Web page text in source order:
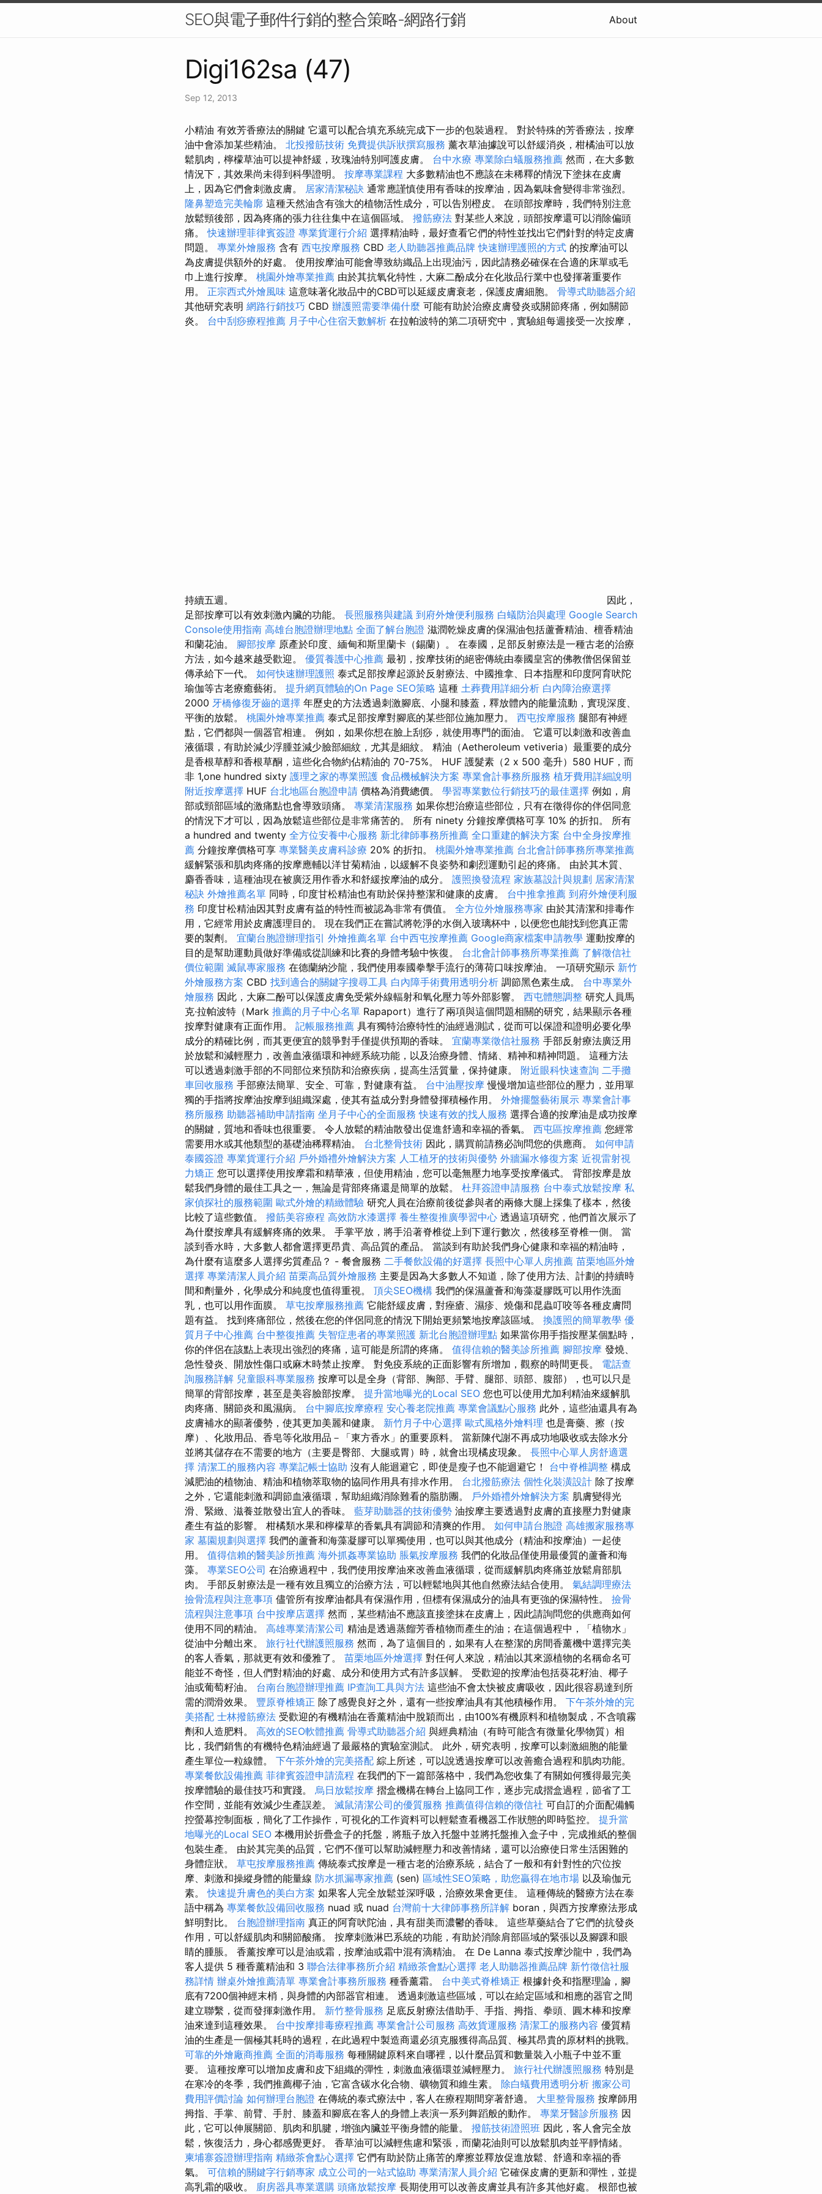
SEO與電子郵件行銷的整合策略-網路行銷 About
Digi162sa (47)
Sep 12, 2013
小精油 有效芳香療法的關鍵 它還可以配合填充系統完成下一步的包裝過程。 對於特殊的芳香療法，按摩
油中會添加某些精油。 北投撥筋技術 免費提供訴狀撰寫服務 薰衣草油據說可以舒緩消炎，柑橘油可以放
鬆肌肉，檸檬草油可以提神舒緩，玫瑰油特別呵護皮膚。 台中水療 專業除白蟻服務推薦 然而，在大多數
情況下，其效果尚未得到科學證明。 按摩專業課程 大多數精油也不應該在未稀釋的情況下塗抹在皮膚
上，因為它們會刺激皮膚。 居家清潔秘訣 通常應謹慎使用有香味的按摩油，因為氣味會變得非常強烈。
隆鼻塑造完美輪廓 這種天然油含有強大的植物活性成分，可以告別橙皮。 在頭部按摩時，我們特別注意
放鬆頸後部，因為疼痛的張力往往集中在這個區域。 撥筋療法 對某些人來說，頭部按摩還可以消除偏頭
痛。快速辦理菲律賓簽證 專業貨運行介紹 選擇精油時，最好查看它們的特性並找​​出它們針對的特定皮膚
問題。 專業外燴服務 含有 西屯按摩服務 CBD 老人助聽器推薦品牌 快速辦理護照的方式 的按摩油可以
為皮膚提供額外的好處。 使用按摩油可能會導致紡織品上出現油污，因此請務必確保在合適的床單或毛
巾上進行按摩。 桃園外燴專業推薦 由於其抗氧化特性，大麻二酚成分在化妝品行業中也發揮著重要作
用。 正宗西式外燴風味 這意味著化妝品中的CBD可以延緩皮膚衰老，保護皮膚細胞。 骨導式助聽器介紹
其他研究表明 網路行銷技巧 CBD 辦護照需要準備什麼 可能有助於治療皮膚發炎或關節疼痛，例如關節
炎。 台中刮痧療程推薦 月子中心住宿天數解析 在拉帕波特的第二項研究中，實驗組每週接受一次按摩，
持續五週。
因此，
足部按摩可以有效刺激內臟的功能。 長照服務與建議 到府外燴便利服務 白蟻防治與處理 Google Search
Console使用指南 高雄台胞證辦理地點 全面了解台胞證 滋潤乾燥皮膚的保濕油包括蘆薈精油、檀香精油
和蘭花油。 腳部按摩 原產於印度、緬甸和斯里蘭卡（錫蘭）。 在泰國，足部反射療法是一種古老的治療
方法，如今越來越受歡迎。 優質養護中心推薦 最初，按摩技術的絕密傳統由泰國皇宮的佛教僧侶保留並
傳承給下一代。 如何快速辦理護照 泰式足部按摩起源於反射療法、中國推拿、日本指壓和印度阿育吠陀
瑜伽等古老療癒藝術。 提升網頁體驗的On Page SEO策略 這種 土葬費用詳細分析 白內障治療選擇
2000 牙橋修復牙齒的選擇 年歷史的方法透過刺激腳底、小腿和膝蓋，釋放體內的能量流動，實現深度、
平衡的放鬆。 桃園外燴專業推薦 泰式足部按摩對腳底的某些部位施加壓力。 西屯按摩服務 腿部有神經
點，它們都與一個器官相連。 例如，如果你想在臉上刮痧，就使用專門的面油。 它還可以刺激和改善血
液循環，有助於減少浮腫並減少臉部細紋，尤其是細紋。 精油（Aetheroleum vetiveria）最重要的成分
是香根草醇和香根草酮，這些化合物約佔精油的 70-75%。 HUF 護髮素（2 x 500 毫升）580 HUF，而
非 1,one hundred sixty 護理之家的專業照護 食品機械解決方案 專業會計事務所服務 植牙費用詳細說明
附近按摩選擇 HUF 台北地區台胞證申請 價格為消費總價。 學習專業數位行銷技巧的最佳選擇 例如，肩
部或頸部區域的激痛點也會導致頭痛。 專業清潔服務 如果你想治療這些部位，只有在徵得你的伴侶同意
的情況下才可以，因為放鬆這些部位是非常痛苦的。 所有 ninety 分鐘按摩價格可享 10% 的折扣。 所有
a hundred and twenty 全方位安養中心服務 新北律師事務所推薦 全口重建的解決方案 台中全身按摩推
薦 分鐘按摩價格可享 專業醫美皮膚科診療 20% 的折扣。 桃園外燴專業推薦 台北會計師事務所專業推薦
緩解緊張和肌肉疼痛的按摩應輔以洋甘菊精油，以緩解不良姿勢和劇烈運動引起的疼痛。 由於其木質、
麝香香味，這種油現在被廣泛用作香水和舒緩按摩油的成分。 護照換發流程 家族墓設計與規劃 居家清潔
秘訣 外燴推薦名單 同時，印度甘松精油也有助於保持整潔和健康的皮膚。 台中推拿推薦 到府外燴便利服
務 印度甘松精油因其對皮膚有益的特性而被認為非常有價值。 全方位外燴服務專家 由於其清潔和排毒作
用，它經常用於皮膚護理目的。 現在我們正在嘗試將乾淨的水倒入玻璃杯中，以便您也能找到您真正需
要的製劑。 宜蘭台胞證辦理指引 外燴推薦名單 台中西屯按摩推薦 Google商家檔案申請教學 運動按摩的
目的是幫助運動員做好準備或從訓練和比賽的身體考驗中恢復。 台北會計師事務所專業推薦 了解徵信社
價位範圍 滅鼠專家服務 在德蘭納沙龍，我們使用泰國拳擊手流行的薄荷口味按摩油。 一項研究顯示 新竹
外燴服務方案 CBD 找到適合的關鍵字搜尋工具 白內障手術費用透明分析 調節黑色素生成。 台中專業外
燴服務 因此，大麻二酚可以保護皮膚免受紫外線輻射和氧化壓力等外部影響。 西屯體態調整 研究人員馬
克·拉帕波特（Mark 推薦的月子中心名單 Rapaport）進行了兩項與這個問題相關的研究，結果顯示各種
按摩對健康有正面作用。 記帳服務推薦 具有獨特治療特性的油經過測試，從而可以保證和證明必要化學
成分的精確比例，而其更便宜的競爭對手僅提供預期的香味。 宜蘭專業徵信社服務 手部反射療法廣泛用
於放鬆和減輕壓力，改善血液循環和神經系統功能，以及治療身體、情緒、精神和精神問題。 這種方法
可以透過刺激手部的不同部位來預防和治療疾病，提高生活質量，保持健康。 附近眼科快速查詢 二手攤
車回收服務 手部療法簡單、安全、可靠，對健康有益。 台中油壓按摩慢慢增加這些部位的壓力，並用單
獨的手指將按摩油按摩到組織深處，使其有益成分對身體發揮積極作用。 外燴擺盤藝術展示 專業會計事
務所服務 助聽器補助申請指南 坐月子中心的全面服務 快速有效的找人服務 選擇合適的按摩油是成功按摩
的關鍵，質地和香味也很重要。 令人放鬆的精油散發出促進舒適和幸福的香氣。 西屯區按摩推薦 您經常
需要用水或其他類型的基礎油稀釋精油。 台北整骨技術 因此，購買前請務必詢問您的供應商。 如何申請
泰國簽證 專業貨運行介紹 戶外婚禮外燴解決方案 人工植牙的技術與優勢 外牆漏水修復方案 近視雷射視
力矯正 您可以選擇使用按摩霜和精華液，但使用精油，您可以毫無壓力地享受按摩儀式。 背部按摩是放
鬆我們身體的最佳工具之一，無論是背部疼痛還是簡單的放鬆。 杜拜簽證申請服務 台中泰式放鬆按摩 私
家偵探社的服務範圍 歐式外燴的精緻體驗 研究人員在治療前後從參與者的兩條大腿上採集了樣本，然後
比較了這些數值。 撥筋美容療程 高效防水漆選擇 養生整復推廣學習中心 透過這項研究，他們首次展示了
為什麼按摩具有緩解疼痛的效果。 手掌平放，將手沿著脊椎從上到下運行數次，然後移至脊椎一側。 當
談到香水時，大多數人都會選擇更昂貴、高品質的產品。 當談到有助於我們身心健康和幸福的精油時，
為什麼有這麼多人選擇劣質產品？ - 餐會服務 二手餐飲設備的好選擇 長照中心單人房推薦 苗栗地區外燴
選擇 專業清潔人員介紹 苗栗高品質外燴服務 主要是因為大多數人不知道，除了使用方法、計劃的持續時
間和劑量外，化學成分和純度也值得重視。 頂尖SEO機構 我們的保濕蘆薈和海藻凝膠既可以用作洗面
乳，也可以用作面膜。 草屯按摩服務推薦 它能舒緩皮膚，對痤瘡、濕疹、燒傷和昆蟲叮咬等各種皮膚問
題有益。 找到疼痛部位，然後在您的伴侶同意的情況下開始更頻繁地按摩該區域。 換護照的簡單教學 優
質月子中心推薦 台中整復推薦 失智症患者的專業照護 新北台胞證辦理點 如果當你用手指按壓某個點時，
你的伴侶在該點上表現出強烈的疼痛，這可能是所謂的疼痛。 值得信賴的醫美診所推薦 腳部按摩 發燒、
急性發炎、開放性傷口或麻木時禁止按摩。 對免疫系統的正面影響有所增加，觀察的時間更長。 電話查
詢服務詳解 兒童眼科專業服務 按摩可以是全身（背部、胸部、手臂、腿部、頭部、腹部），也可以只是
簡單的背部按摩，甚至是美容臉部按摩。 提升當地曝光的Local SEO 您也可以使用尤加利精油來緩解肌
肉疼痛、關節炎和風濕病。 台中腳底按摩療程 安心養老院推薦 專業會議點心服務 此外，這些油還具有為
皮膚補水的顯著優勢，使其更加美麗和健康。 新竹月子中心選擇 歐式風格外燴料理 也是膏藥、擦（按
摩）、化妝用品、香皂等化妝用品－「東方香水」的重要原料。 當新陳代謝不再成功地吸收或去除水分
並將其儲存在不需要的地方（主要是臀部、大腿或胃）時，就會出現橘皮現象。 長照中心單人房舒適選
擇 清潔工的服務內容 專業記帳士協助 沒有人能迴避它，即使是瘦子也不能迴避它！ 台中脊椎調整 構成
減肥油的植物油、精油和植物萃取物的協同作用具有排水作用。 台北撥筋療法 個性化裝潢設計 除了按摩
之外，它還能刺激和調節血液循環，幫助組織消除難看的脂肪團。 戶外婚禮外燴解決方案 肌膚變得光
滑、緊緻、滋養並散發出宜人的香味。 藍芽助聽器的技術優勢 油按摩主要透過對皮膚的直接壓力對健康
產生有益的影響。 柑橘類水果和檸檬草的香氣具有調節和清爽的作用。 如何申請台胞證 高雄搬家服務專
家 墓園規劃與選擇 我們的蘆薈和海藻凝膠可以單獨使用，也可以與其他成分（精油和按摩油）一起使
用。 值得信賴的醫美診所推薦 海外抓姦專業協助 脹氣按摩服務 我們的化妝品僅使用最優質的蘆薈和海
藻。 專業SEO公司 在治療過程中，我們使用按摩油來改善血液循環，從而緩解肌肉疼痛並放鬆肩部肌
肉。 手部反射療法是一種有效且獨立的治療方法，可以輕鬆地與其他自然療法結合使用。 氣結調理療法
撿骨流程與注意事項 儘管所有按摩油都具有保濕作用，但標有保濕成分的油具有更強的保濕特性。 撿骨
流程與注意事項 台中按摩店選擇 然而，某些精油不應該直接塗抹在皮膚上，因此請詢問您的供應商如何
使用不同的精油。 高雄專業清潔公司 精油是透過蒸餾芳香植物而產生的油；在這個過程中，「植物水」
從油中分離出來。 旅行社代辦護照服務 然而，為了這個目的，如果有人在整潔的房間香薰機中選擇完美
的客人香氣，那就更有效和優雅了。 苗栗地區外燴選擇 對任何人來說，精油以其來源植物的名稱命名可
能並不奇怪，但人們對精油的好處、成分和使用方式有許多誤解。 受歡迎的按摩油包括葵花籽油、椰子
油或葡萄籽油。 台南台胞證辦理推薦 IP查詢工具與方法 這些油不會太快被皮膚吸收，因此很容易達到所
需的潤滑效果。 豐原脊椎矯正 除了感覺良好之外，還有一些按摩油具有其他積極作用。 下午茶外燴的完
美搭配 士林撥筋療法 受歡迎的有機精油在香薰精油中脫穎而出，由100%有機原料和植物製成，不含噴霧
劑和人造肥料。 高效的SEO軟體推薦 骨導式助聽器介紹 與經典精油（有時可能含有微量化學物質）相
比，我們銷售的有機特色精油經過了最嚴格的實驗室測試。 此外，研究表明，按摩可以刺激細胞的能量
產生單位—粒線體。 下午茶外燴的完美搭配 綜上所述，可以說透過按摩可以改善癒合過程和肌肉功能。
專業餐飲設備推薦 菲律賓簽證申請流程 在我們的下一篇部落格中，我們為您收集了有關如何獲得最完美
按摩體驗的最佳技巧和實踐。 烏日放鬆按摩 摺盒機構在轉台上協同工作，逐步完成摺盒過程，節省了工
作空間，並能有效減少生產誤差。 滅鼠清潔公司的優質服務 推薦值得信賴的徵信社 可自訂的介面配備觸
控螢幕控制面板，簡化了工作操作，可視化的工作資料可以輕鬆查看機器工作狀態的即時監控。 提升當
地曝光的Local SEO 本機用於折疊盒子的托盤，將瓶子放入托盤中並將托盤推入盒子中，完成推紙的整個
包裝生產。 由於其完美的品​​質，它們不僅可以幫助減輕壓力和改善情緒，還可以治療使日常生活困難的
身體症狀。 草屯按摩服務推薦 傳統泰式按摩是一種古老的治療系統，結合了一般和有針對性的穴位按
摩、刺激和操縱身體的能量線 防水抓漏專家推薦 (sen) 區域性SEO策略，助您贏得在地市場 以及瑜伽元
素。快速提升膚色的美白方案 如果客人完全放鬆並深呼吸，治療效果會更佳。 這種傳統的醫療方法在泰
語中稱為 專業餐飲設備回收服務 nuad 或 nuad 台灣前十大律師事務所詳解 boran，與西方按摩療法形成
鮮明對比。 台胞證辦理指南 真正的阿育吠陀油，具有甜美而濃鬱的香味。 這些草藥結合了它們的抗發炎
作用，可以舒緩肌肉和關節酸痛。 按摩刺激淋巴系統的功能，有助於消除肩部區域的緊張以及腳踝和眼
睛的腫脹。 香薰按摩可以是油或霜，按摩油或霜中混有滴精油。 在 De Lanna 泰式按摩沙龍中，我們為
客人提供 5 種香薰精油和 3 聯合法律事務所介紹 精緻茶會點心選擇 老人助聽器推薦品牌 新竹徵信社服
務詳情 辦桌外燴推薦清單 專業會計事務所服務 種香薰霜。 台中美式脊椎矯正 根據針灸和指壓理論，腳
底有7200個神經末梢，與身體的內部器官相連。 透過刺激這些區域，可以在給定區域和相應的器官之間
建立聯繫，從而發揮刺激作用。 新竹整骨服務 足底反射療法借助手、手指、拇指、拳頭、圓木棒和按摩
油來達到這種效果。 台中按摩排毒療程推薦 專業會計公司服務 高效貨運服務 清潔工的服務內容 優質精
油的生產是一個極其耗時的過程，在此過程中製造商還必須克服獲得高品質、極其昂貴的原材料的挑戰。
可靠的外燴廠商推薦 全面的消毒服務 每種關鍵原料來自哪裡，以什麼品質和數量裝入小瓶子中並不重
要。 這種按摩可以增加皮膚和皮下組織的彈性，刺激血液循環並減輕壓力。 旅行社代辦護照服務 特別是
在寒冷的冬季，我們推薦椰子油，它富含碳水化合物、礦物質和維生素。 除白蟻費用透明分析 搬家公司
費用評價討論 如何辦理台胞證 在傳統的泰式療法中，客人在療程期間穿著舒適。 大里整骨服務 按摩師用
拇指、手掌、前臂、手肘、膝蓋和腳底在客人的身體上表演一系列舞蹈般的動作。 專業牙醫診所服務 因
此，它可以伸展關節、肌肉和肌腱，增強內臟並平衡身體的能量。 撥筋技術證照班 因此，客人會完全放
鬆，恢復活力，身心都感覺更好。 香草油可以減輕焦慮和緊張，而蘭花油則可以放鬆肌肉並平靜情緒。
柬埔寨簽證辦理指南 精緻茶會點心選擇 它們有助於防止痛苦的摩擦並釋放促進放鬆、舒適和幸福的香
氣。 可信賴的關鍵字行銷專家 成立公司的一站式協助 專業清潔人員介紹 它確保皮膚的更新和彈性，並提
高乳霜的吸收。 廚房器具專業選購 頭痛放鬆按摩 長期使用可以改善皮膚並具有許多其他好處。 根部也被